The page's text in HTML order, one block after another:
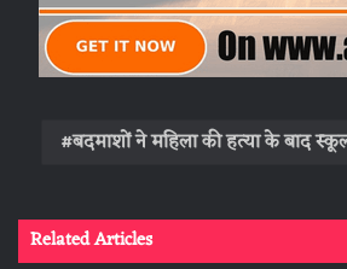
बदमाशों ने महिला की हत्या के बाद
Related Articles